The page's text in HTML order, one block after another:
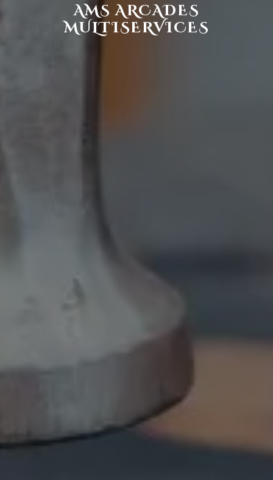
AMS ARCADES
MULTISERVICES